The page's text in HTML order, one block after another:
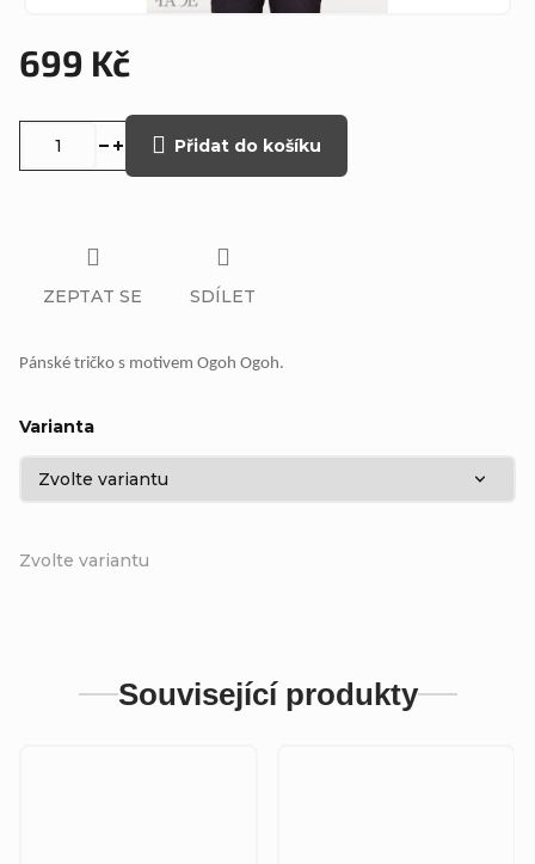
699 Kč
Zvolte variantu
Varianta
Přidat do košíku
Pánské tričko s motivem Ogoh Ogoh.
ZEPTAT SE SDÍLET
Související produkty